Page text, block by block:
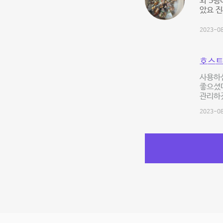
았요
2023-
호스
사용하
좋으셨
관리하
2023-